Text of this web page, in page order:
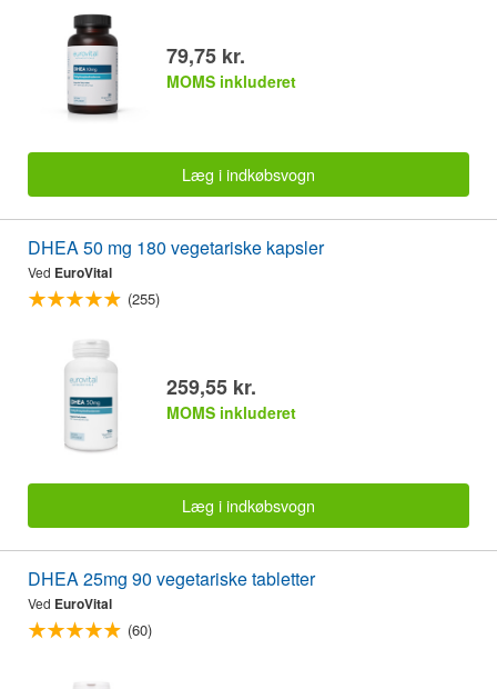
79,75 kr.
MOMS inkluderet
Læg i indkøbsvogn
DHEA 50 mg 180 vegetariske kapsler
Ved EuroVital
(255)
259,55 kr.
MOMS inkluderet
Læg i indkøbsvogn
DHEA 25mg 90 vegetariske tabletter
Ved EuroVital
(60)